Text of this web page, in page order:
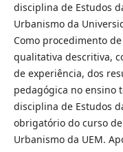
disciplina de Estudos
Urbanismo da
Como procedimento
qualitativa descritiva,
de experiência, dos
pedagógica no ensino
disciplina de Estudos
obrigatório do curso
Urbanismo da UEM.